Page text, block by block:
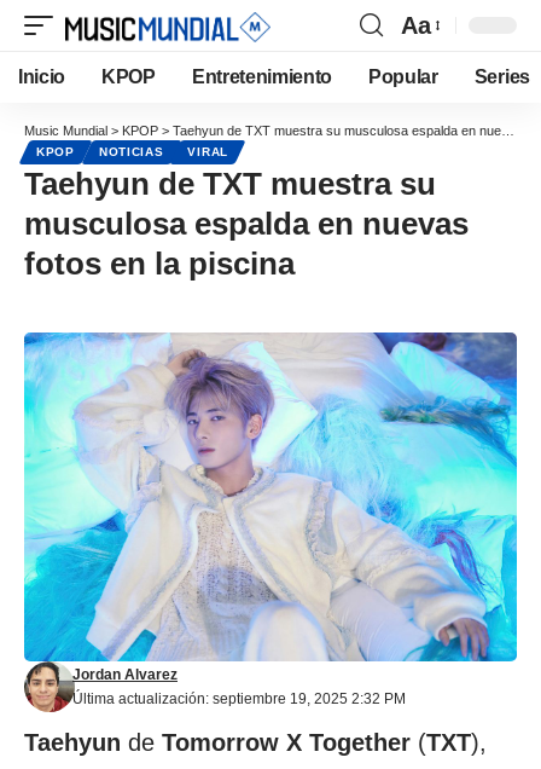
Aa
Inicio KPOP Entretenimiento Popular Series
Music Mundial > KPOP > Taehyun de TXT muestra su musculosa espalda en nuevas fotos en la piscina
KPOP NOTICIAS VIRAL
Taehyun de TXT muestra su
musculosa espalda en nuevas
fotos en la piscina
Última actualización: septiembre 19, 2025 2:32 PM
Jordan Alvarez
Taehyun de Tomorrow X Together (TXT),